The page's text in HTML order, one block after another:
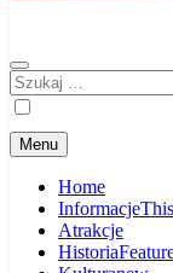
Szukaj:
Menu
Home
Informacje
Atrakcje
Historia